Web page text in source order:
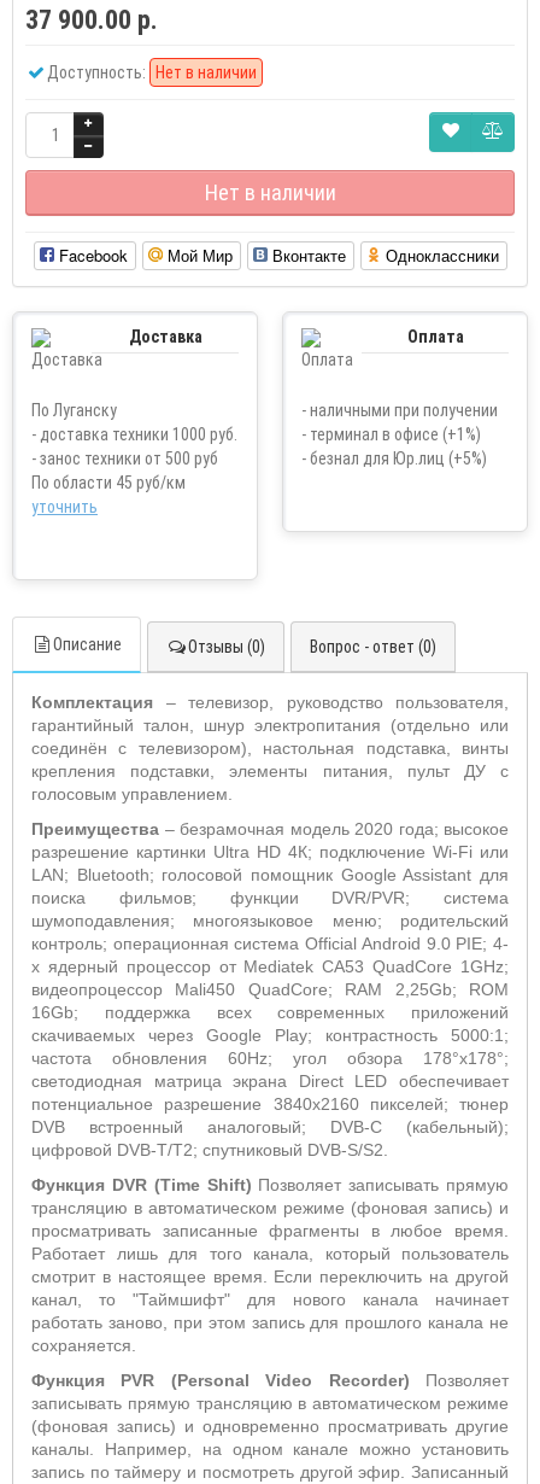
37 900.00 р.
Доступность: Нет в наличии
Нет в наличии
Facebook Мой Мир Вконтакте Одноклассники
Доставка
По Луганску
- доставка техники 1000 руб.
- занос техники от 500 руб
По области 45 руб/км
уточнить
Оплата
- наличными при получении
- терминал в офисе (+1%)
- безнал для Юр.лиц (+5%)
Описание Отзывы (0) Вопрос - ответ (0)
Комплектация – телевизор, руководство пользователя,
гарантийный талон, шнур электропитания (отдельно или
соединён с телевизором), настольная подставка, винты
крепления подставки, элементы питания, пульт ДУ с
голосовым управлением.
Преимущества – безрамочная модель 2020 года; высокое
разрешение картинки Ultra HD 4К; подключение Wi-Fi или
LAN; Bluetooth; голосовой помощник Google Assistant для
поиска фильмов; функции DVR/PVR; система
шумоподавления; многоязыковое меню; родительский
контроль; операционная система Official Android 9.0 PIE; 4-
х ядерный процессор от Mediatek CA53 QuadCore 1GHz;
видеопроцессор Mali450 QuadCore; RAM 2,25Gb; ROM
16Gb; поддержка всех современных приложений
скачиваемых через Google Play; контрастность 5000:1;
частота обновления 60Hz; угол обзора 178°х178°;
светодиодная матрица экрана Direct LED обеспечивает
потенциальное разрешение 3840х2160 пикселей; тюнер
DVB встроенный аналоговый; DVB-C (кабельный);
цифровой DVB-T/T2; спутниковый DVB-S/S2.
Функция DVR(Time Shift) Позволяет записывать прямую
трансляцию в автоматическом режиме (фоновая запись) и
просматривать записанные фрагменты в любое время.
Работает лишь для того канала, который пользователь
смотрит в настоящее время. Если переключить на другой
канал, то "Таймшифт" для нового канала начинает
работать заново, при этом запись для прошлого канала не
сохраняется.
Функция PVR (Personal Video Recorder) Позволяет
записывать прямую трансляцию в автоматическом режиме
(фоновая запись) и одновременно просматривать другие
каналы. Например, на одном канале можно установить
запись по таймеру и посмотреть другой эфир. Записанный